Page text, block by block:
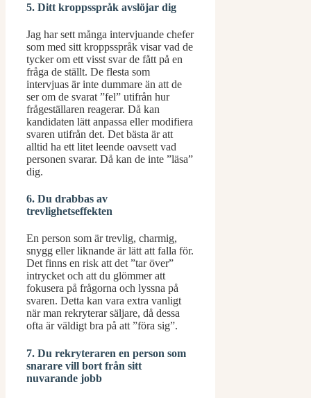
5. Ditt kroppsspråk avslöjar dig
Jag har sett många intervjuande chefer
som med sitt kroppsspråk visar vad de
tycker om ett visst svar de fått på en
fråga de ställt. De flesta som
intervjuas är inte dummare än att de
ser om de svarat ”fel” utifrån hur
frågeställaren reagerar. Då kan
kandidaten lätt anpassa eller modifiera
svaren utifrån det. Det bästa är att
alltid ha ett litet leende oavsett vad
personen svarar. Då kan de inte ”läsa”
dig.
6. Du drabbas av
trevlighetseffekten
En person som är trevlig, charmig,
snygg eller liknande är lätt att falla för.
Det finns en risk att det ”tar över”
intrycket och att du glömmer att
fokusera på frågorna och lyssna på
svaren. Detta kan vara extra vanligt
när man rekryterar säljare, då dessa
ofta är väldigt bra på att ”föra sig”.
7. Du rekryteraren en person som
snarare vill bort från sitt
nuvarande jobb